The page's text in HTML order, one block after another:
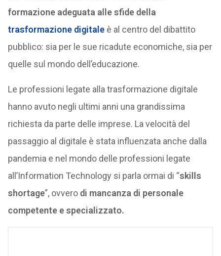
formazione adeguata alle sfide della
trasformazione digitaleè al centro del dibattito
pubblico: sia per le sue ricadute economiche, sia per
quelle sul mondo dell’educazione.
Le professioni legate alla trasformazione digitale
hanno avuto negli ultimi anni una grandissima
richiesta da parte delle imprese. La velocità del
passaggio al digitale è stata influenzata anche dalla
pandemia e nel mondo delle professioni legate
all’Information Technology si parla ormai di “skills
shortage”, ovvero di mancanza di personale
competente e specializzato.